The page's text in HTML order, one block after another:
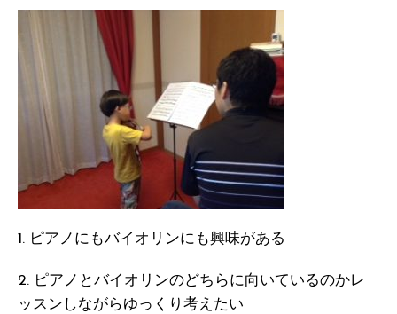
1. ピアノにもバイオリンにも興味がある
2. ピアノとバイオリンのどちらに向いているのかレ
ッスンしながらゆっくり考えたい